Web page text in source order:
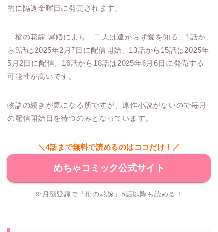
的に隔週金曜日に発売されます。
「棺の花嫁 冥婚により、二人は遠からず愛を知る」1話か
ら9話は2025年2月7日に配信開始、13話から15話は2025年
5月2日に配信、16話から18話は2025年6月6日に発売する
可能性が高いです。
物語の続きが気になる所ですが、原作小説がないので毎月
の配信開始日を待つのみとなっています。
＼4話まで無料で読めるのはココだけ！／
めちゃコミック公式サイト
※月額登録で「棺の花嫁」5話以降も読める！